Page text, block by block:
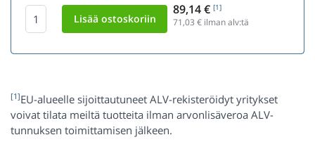
89,14 € [1]
71,03 € ilman alv:tä
[1]EU-alueelle sijoittautuneet ALV-rekisteröidyt yritykset
voivat tilata meiltä tuotteita ilman arvonlisäveroa ALV-
tunnuksen toimittamisen jälkeen.